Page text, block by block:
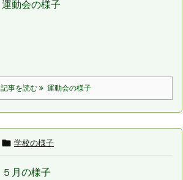
運動会の様子
記事を読む 運動会の様子
 学校の様子
５月の様子